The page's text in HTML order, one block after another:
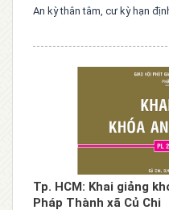
An kỳ thân tâm, cư kỳ hạn
Tp. HCM: Khai giảng
Pháp Thành xã Củ Chi